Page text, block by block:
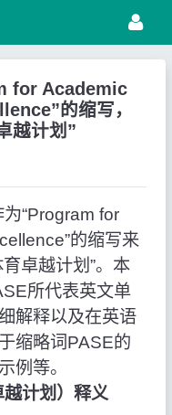
for Academic
的缩写，
越计划”
“Program for
的缩写来
卓越计划”。本
所代表英文单
解释以及在英语
缩略词PASE的
例等。
计划）释义